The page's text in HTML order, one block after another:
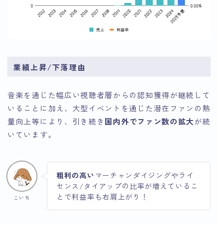
業績上昇/下落理由
音楽を通じた幅広い視聴者層からの認知獲得が継続して
いることに加え、大型イベントを通じた潜在ファンの熱
量向上等により、引き続き 国内外でファン数の拡大が続
いています。
こいち
粗利の高い マーチャンダイジングやライ
センス/タイアップの比率が増えているこ
とで利益率も右肩上がり！